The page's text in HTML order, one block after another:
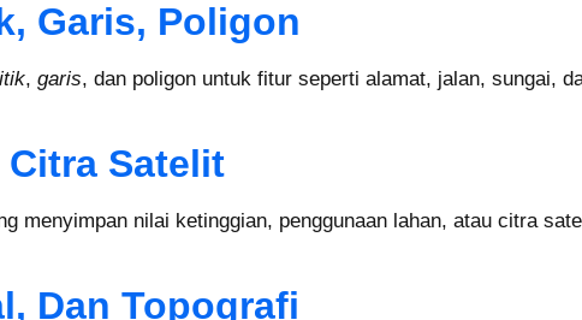
Garis, Poligon
, garis, dan poligon untuk fitur seperti alamat, jalan, sungai,
Citra Satelit
menyimpan nilai ketinggian, penggunaan lahan, atau citra
Dan Topografi